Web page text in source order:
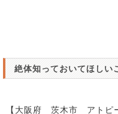
絶体知っておいてほしい
【大阪府 茨木市 アト